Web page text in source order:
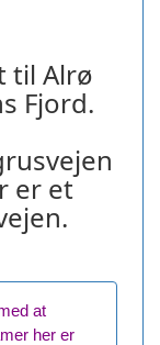
til Alrø
Fjord.
er et
at
her er